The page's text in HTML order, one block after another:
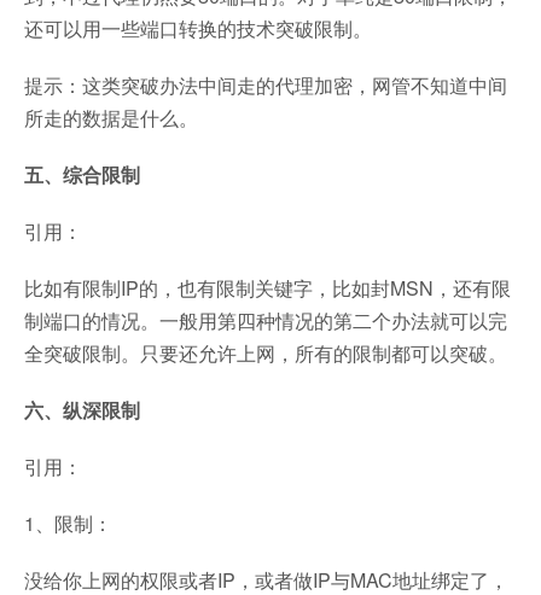
还可以用一些端口转换的技术突破限制。
提示：这类突破办法中间走的代理加密，网管不知道中间
所走的数据是什么。
五、综合限制
引用：
比如有限制IP的，也有限制关键字，比如封MSN，还有限
制端口的情况。一般用第四种情况的第二个办法就可以完
全突破限制。只要还允许上网，所有的限制都可以突破。
六、纵深限制
引用：
1、限制：
没给你上网的权限或者IP，或者做IP与MAC地址绑定了，